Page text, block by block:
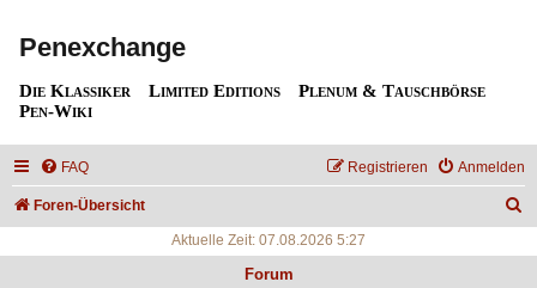
Penexchange
Die Klassiker Limited Editions
Plenum & Tauschbörse
Pen-Wiki
FAQ Anmelden
Registrieren
Foren-Übersicht
Aktuelle Zeit: 07.08.2026 5:27
Forum